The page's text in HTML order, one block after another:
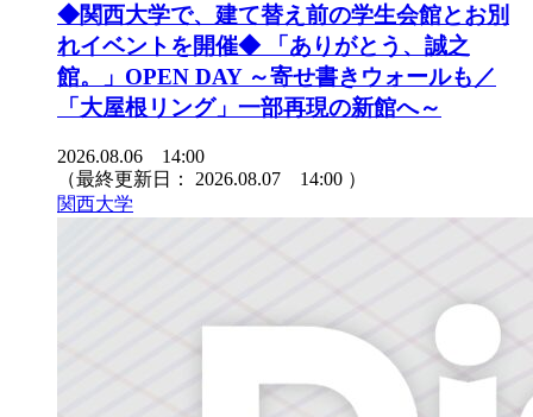
◆関西大学で、建て替え前の学生会館とお別
れイベントを開催◆ 「ありがとう、誠之
館。」OPEN DAY ～寄せ書きウォールも／
「大屋根リング」一部再現の新館へ～
2026.08.06 14:00
（最終更新日： 2026.08.07 14:00 ）
関西大学